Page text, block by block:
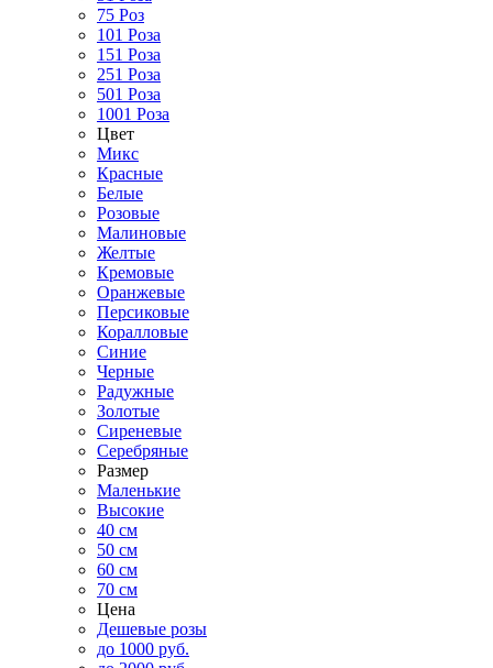
75 Роз
101 Роза
151 Роза
251 Роза
501 Роза
1001 Роза
Цвет
Микс
Красные
Белые
Розовые
Малиновые
Желтые
Кремовые
Оранжевые
Персиковые
Коралловые
Синие
Черные
Радужные
Золотые
Сиреневые
Серебряные
Размер
Маленькие
Высокие
40 см
50 см
60 см
70 см
Цена
Дешевые розы
до 1000 руб.